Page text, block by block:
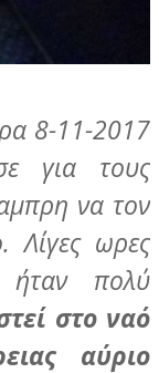
8-11-2017
για τους
να τον
Λίγες ωρες
ήταν πολύ
στο ναό
αύριο